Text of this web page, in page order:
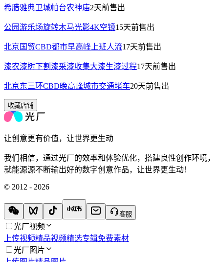
希腊雅典卫城帕台农神庙2天前售出
公园游乐场旋转木马光影4K空镜15天前售出
北京国贸CBD都市早高峰上班人流17天前售出
漆农漆树下割漆采漆收集大漆生漆过程17天前售出
北京东三环CBD晚高峰城市交通堵车20天前售出
收藏店铺
让创意更有价值，让世界更生动
我们相信，通过光厂的效率和体验优化，搭建良性创作环境，
就能源源不断输出好的数字创意作品，让世界更生动！
© 2012 - 2026
客服
光厂视频
上传视频精品视频精选专辑免费素材
光厂图片